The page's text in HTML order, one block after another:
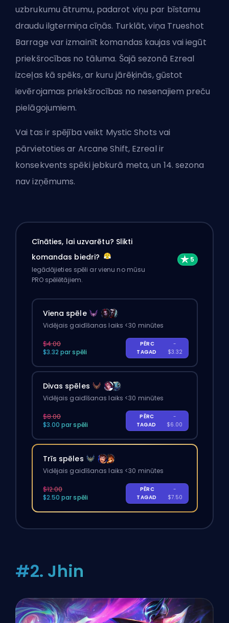
uzbrukumu ātrumu, padarot viņu par bīstamu
draudu ilgtermiņa cīņās. Turklāt, viņa Trueshot
Barrage var izmainīt komandas kaujas vai iegūt
priekšrocības no tāluma. Šajā sezonā Ezreal
izceļas kā spēks, ar kuru jārēķinās, gūstot
ievērojamas priekšrocības no nesenajiem preču
pielāgojumiem.
Vai tas ir spējība veikt Mystic Shots vai
pārvietoties ar Arcane Shift, Ezreal ir
konsekvents spēki jebkurā meta, un 14. sezona
nav izņēmums.
Cīnāties, lai uzvarētu? Slikti
komandas biedri?
Iegādājieties spēli ar vienu no mūsu
PRO spēlētājiem.
Viena spēle
Vidējais gaidīšanas laiks <30 minūtes
$4.00
$3.32 par spēli
PĒRC
TAGAD
-
$3.32
Divas spēles
Vidējais gaidīšanas laiks <30 minūtes
$8.00
$3.00 par spēli
PĒRC
TAGAD
-
$6.00
Trīs spēles
Vidējais gaidīšanas laiks <30 minūtes
$12.00
$2.50 par spēli
PĒRC
TAGAD
-
$7.50
#2. Jhin